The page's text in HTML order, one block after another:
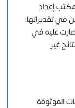
إعداد
في تقديراتها؛
صارت عليه في
غير
الموثوقة